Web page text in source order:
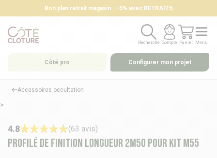
Bon plan retrait magasin : –5% avec RETRAIT5
Recherche
Recherche
Compte
Compte
Panier
Panier
Menu
Menu
Côté pro Configurer mon projet
Accessoires occultation
Profilé de finition Longueur 2m50 pour kit M55
4.8 (63 avis)
>